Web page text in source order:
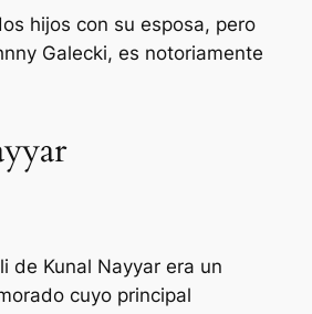
hijos con su esposa, pero
Galecki, es notoriamente
de Kunal Nayyar era un
cuyo principal